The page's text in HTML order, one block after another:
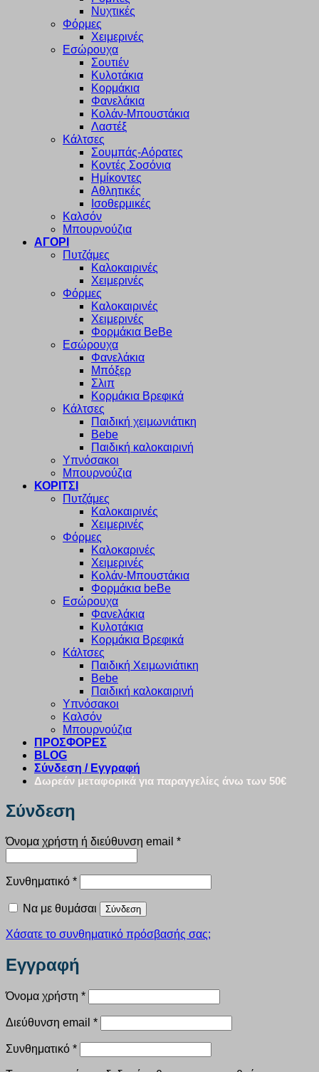
Νυχτικές
Φόρμες
Χειμερινές
Εσώρουχα
Σουτιέν
Κυλοτάκια
Κορμάκια
Φανελάκια
Κολάν-Μπουστάκια
Λαστέξ
Κάλτσες
Σουμπάς-Αόρατες
Κοντές Σοσόνια
Ημίκοντες
Αθλητικές
Ισοθερμικές
Καλσόν
Μπουρνούζια
ΑΓΟΡΙ
Πυτζάμες
Καλοκαιρινές
Χειμερινές
Φόρμες
Καλοκαιρινές
Χειμερινές
Φορμάκια BeBe
Εσώρουχα
Φανελάκια
Μπόξερ
Σλιπ
Κορμάκια Βρεφικά
Κάλτσες
Παιδική χειμωνιάτικη
Bebe
Παιδική καλοκαιρινή
Υπνόσακοι
Μπουρνούζια
ΚΟΡΙΤΣΙ
Πυτζάμες
Καλοκαιρινές
Χειμερινές
Φόρμες
Καλοκαρινές
Χειμερινές
Κολάν-Μπουστάκια
Φορμάκια beBe
Εσώρουχα
Φανελάκια
Κυλοτάκια
Κορμάκια Βρεφικά
Κάλτσες
Παιδική Χειμωνιάτικη
Bebe
Παιδική καλοκαιρινή
Υπνόσακοι
Καλσόν
Μπουρνούζια
ΠΡΟΣΦΟΡΕΣ
BLOG
Σύνδεση / Εγγραφή
Δωρεάν μεταφορικά για παραγγελίες άνω των 50€
Σύνδεση
Όνομα χρήστη ή διεύθυνση email *Απαιτείται
Συνθηματικό *Απαιτείται
Να με θυμάσαι Σύνδεση
Χάσατε το συνθηματικό πρόσβασής σας;
Εγγραφή
Όνομα χρήστη *Απαιτείται
Διεύθυνση email *Απαιτείται
Συνθηματικό *Απαιτείται